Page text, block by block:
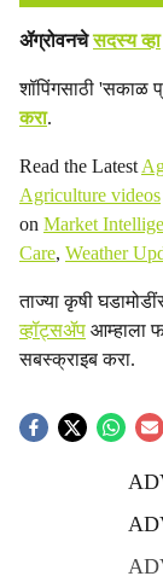
ॲग्रोवनचेसदस्य व्हा
शॉपिंगसाठी 'सकाळ
करा.
Read the Latest
Agriculture videos
on Market
Care, Weather
ताज्या कृषी
व्हॉट्सॲप आम्हाला
सबस्क्राइब करा.